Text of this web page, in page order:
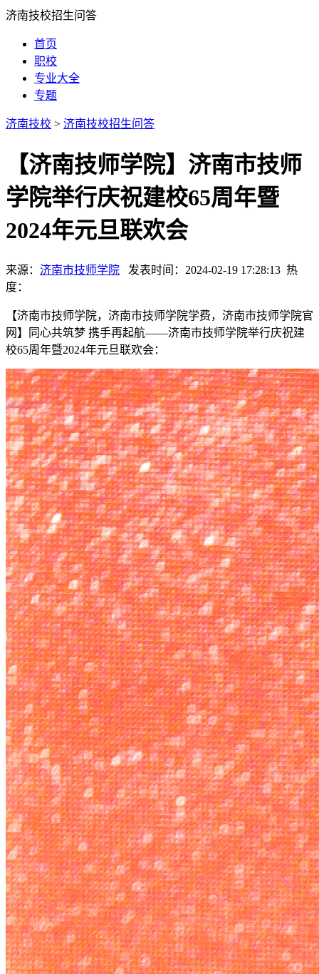
济南技校招生问答
首页
职校
专业大全
专题
济南技校 > 济南技校招生问答
【济南技师学院】济南市技师
学院举行庆祝建校65周年暨
2024年元旦联欢会
来源： 济南市技师学院 发表时间：2024-02-19 17:28:13 热
度：
【济南市技师学院，济南市技师学院学费，济南市技师学院官
网】同心共筑梦 携手再起航——济南市技师学院举行庆祝建
校65周年暨2024年元旦联欢会：